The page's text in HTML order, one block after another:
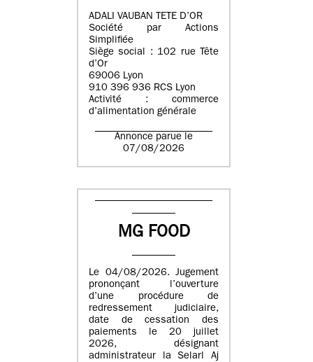
ADALI VAUBAN TETE D’OR
Société par Actions
Simplifiée
Siège social : 102 rue Tête
d’Or
69006 Lyon
910 396 936 RCS Lyon
Activité : commerce
d’alimentation générale
Annonce parue le
07/08/2026
MG FOOD
Le 04/08/2026. Jugement
prononçant l’ouverture
d’une procédure de
redressement judiciaire,
date de cessation des
paiements le 20 juillet
2026, désignant
administrateur la Selarl Aj